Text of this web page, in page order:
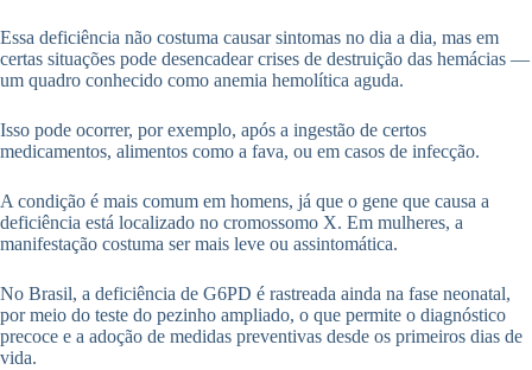
Essa deficiência não costuma causar sintomas no dia a dia, mas em
certas situações pode desencadear crises de destruição das hemácias —
um quadro conhecido como anemia hemolítica aguda.
Isso pode ocorrer, por exemplo, após a ingestão de certos
medicamentos, alimentos como a fava, ou em casos de infecção.
A condição é mais comum em homens, já que o gene que causa a
deficiência está localizado no cromossomo X. Em mulheres, a
manifestação costuma ser mais leve ou assintomática.
No Brasil, a deficiência de G6PD é rastreada ainda na fase neonatal,
por meio do teste do pezinho ampliado, o que permite o diagnóstico
precoce e a adoção de medidas preventivas desde os primeiros dias de
vida.